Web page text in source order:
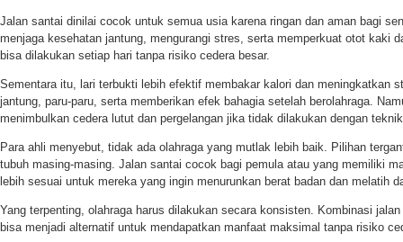
Jalan santai dinilai cocok untuk semua usia karena ringan dan aman bagi
menjaga kesehatan jantung, mengurangi stres, serta memperkuat otot kaki
bisa dilakukan setiap hari tanpa risiko cedera besar.
Sementara itu, lari terbukti lebih efektif membakar kalori dan meningkatkan
jantung, paru-paru, serta memberikan efek bahagia setelah berolahraga.
menimbulkan cedera lutut dan pergelangan jika tidak dilakukan dengan
Para ahli menyebut, tidak ada olahraga yang mutlak lebih baik. Pilihan
tubuh masing-masing. Jalan santai cocok bagi pemula atau yang memiliki
lebih sesuai untuk mereka yang ingin menurunkan berat badan dan melatih
Yang terpenting, olahraga harus dilakukan secara konsisten. Kombinasi
bisa menjadi alternatif untuk mendapatkan manfaat maksimal tanpa risiko